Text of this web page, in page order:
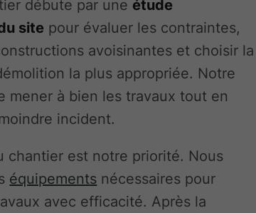
débute par une étude
site pour évaluer les contraintes,
avoisinantes et choisir la
la plus appropriée. Notre
mener à bien les travaux tout en
incident.
chantier est notre priorité. Nous
équipements nécessaires pour
avec efficacité. Après la